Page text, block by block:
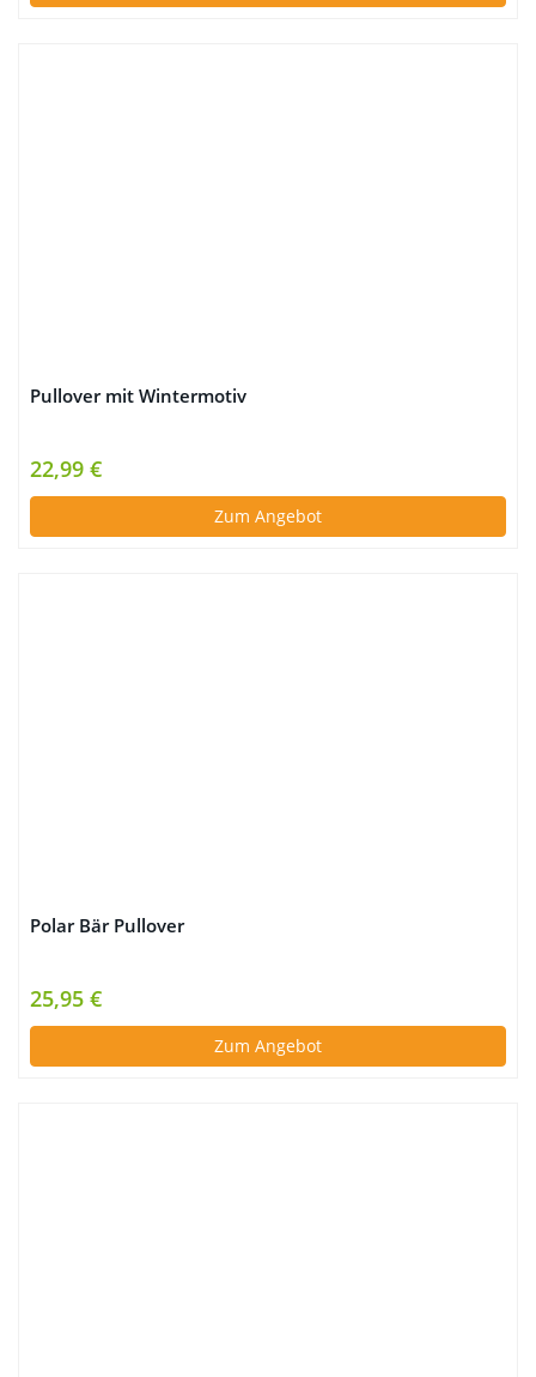
Pullover mit Wintermotiv
22,99 €
Zum Angebot
Polar Bär Pullover
25,95 €
Zum Angebot